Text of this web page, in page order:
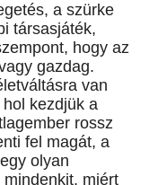
a szürke
társasjáték,
hogy az
gazdag.
van
kezdjük a
rossz
fel magát, a
olyan
miért